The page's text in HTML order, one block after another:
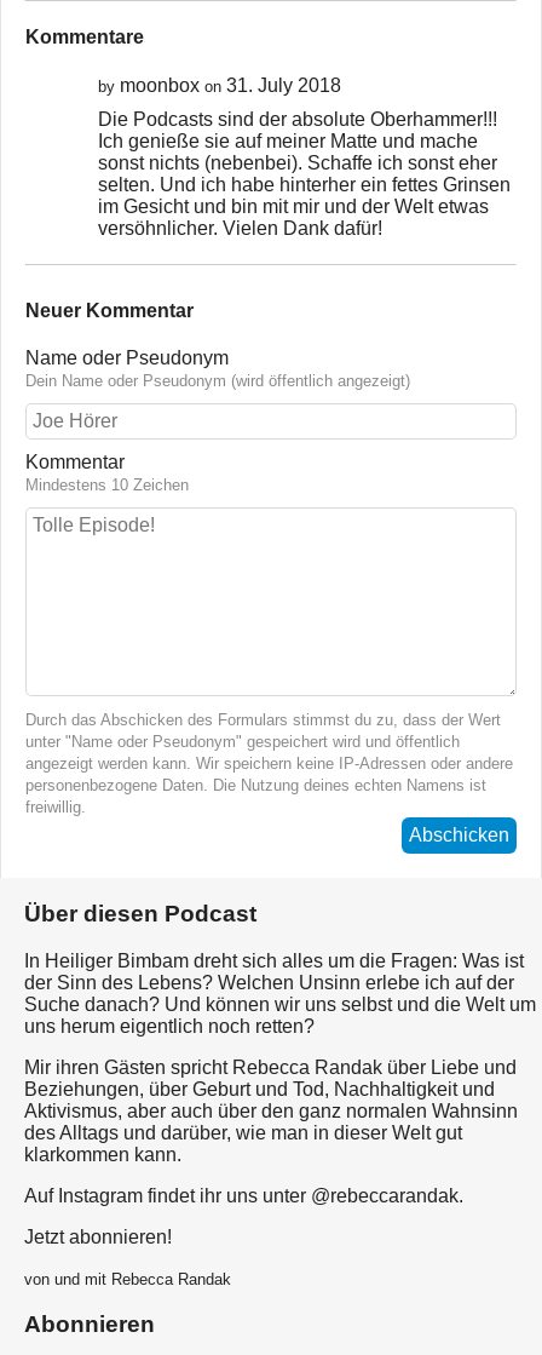
Kommentare
by moonbox on 31. July 2018
Die Podcasts sind der absolute Oberhammer!!!
Ich genieße sie auf meiner Matte und mache
sonst nichts (nebenbei). Schaffe ich sonst eher
selten. Und ich habe hinterher ein fettes Grinsen
im Gesicht und bin mit mir und der Welt etwas
versöhnlicher. Vielen Dank dafür!
Neuer Kommentar
Name oder Pseudonym
Dein Name oder Pseudonym (wird öffentlich angezeigt)
Kommentar
Mindestens 10 Zeichen
Durch das Abschicken des Formulars stimmst du zu, dass der Wert
unter "Name oder Pseudonym" gespeichert wird und öffentlich
angezeigt werden kann. Wir speichern keine IP-Adressen oder andere
personenbezogene Daten. Die Nutzung deines echten Namens ist
freiwillig.
Abschicken
Über diesen Podcast
In Heiliger Bimbam dreht sich alles um die Fragen: Was ist
der Sinn des Lebens? Welchen Unsinn erlebe ich auf der
Suche danach? Und können wir uns selbst und die Welt um
uns herum eigentlich noch retten?
Mir ihren Gästen spricht Rebecca Randak über Liebe und
Beziehungen, über Geburt und Tod, Nachhaltigkeit und
Aktivismus, aber auch über den ganz normalen Wahnsinn
des Alltags und darüber, wie man in dieser Welt gut
klarkommen kann.
Auf Instagram findet ihr uns unter @rebeccarandak.
Jetzt abonnieren!
von und mit Rebecca Randak
Abonnieren